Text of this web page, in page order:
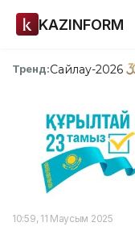
KAZINFORM
Тренд:Сайлау-2026
10:59, 11 Маусым 2025